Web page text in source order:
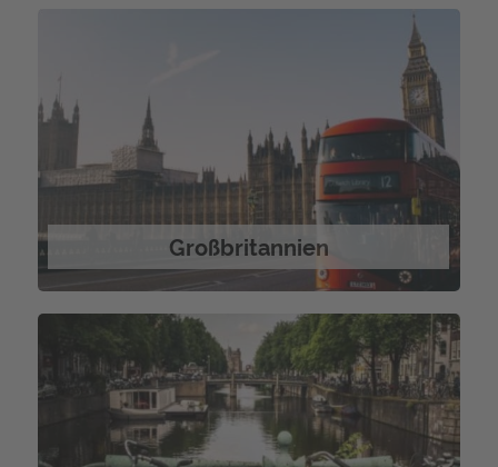
Großbritannien